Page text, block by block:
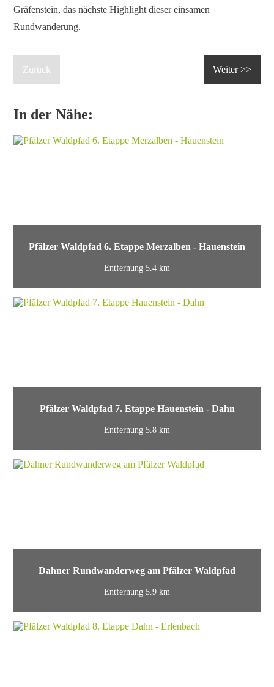
Gräfenstein, das nächste Highlight dieser einsamen
Rundwanderung.
Zurück Weiter >>
In der Nähe:
Pfälzer Waldpfad 6. Etappe Merzalben - Hauenstein
Entfernung 5.4 km
Pfälzer Waldpfad 7. Etappe Hauenstein - Dahn
Entfernung 5.8 km
Dahner Rundwanderweg am Pfälzer Waldpfad
Entfernung 5.9 km